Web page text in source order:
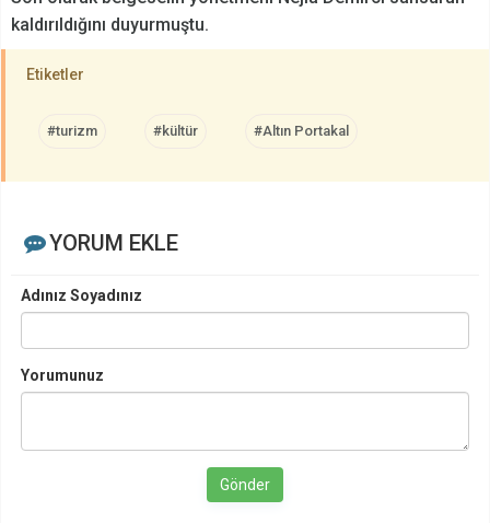
kaldırıldığını duyurmuştu.
Etiketler
#turizm #kültür #Altın Portakal
YORUM EKLE
Adınız Soyadınız
Yorumunuz
Gönder